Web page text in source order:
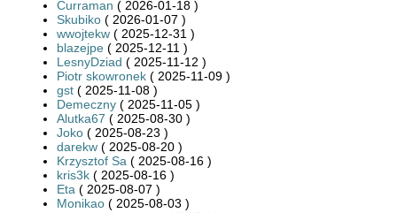
Curraman ( 2026-01-18 )
Skubiko ( 2026-01-07 )
wwojtekw ( 2025-12-31 )
blazejpe ( 2025-12-11 )
LesnyDziad ( 2025-11-12 )
Piotr skowronek ( 2025-11-09 )
gst ( 2025-11-08 )
Demeczny ( 2025-11-05 )
Alutka67 ( 2025-08-30 )
Joko ( 2025-08-23 )
darekw ( 2025-08-20 )
Krzysztof Sa ( 2025-08-16 )
kris3k ( 2025-08-16 )
Eta ( 2025-08-07 )
Monikao ( 2025-08-03 )